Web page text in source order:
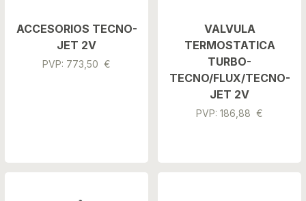
ACCESORIOS TECNO-
JET 2V
PVP: 773,50 €
VALVULA
TERMOSTATICA
TURBO-
TECNO/FLUX/TECNO-
JET 2V
PVP: 186,88 €